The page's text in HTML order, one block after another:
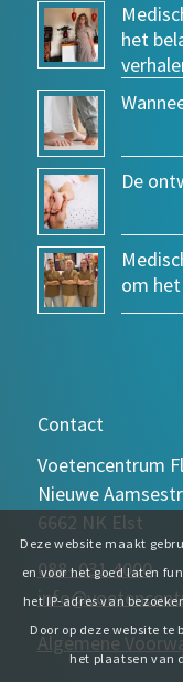
het
De
om
Contact
Voetencentrum
Nieuwe
6662 NK Elst
088- 031 4000
Algemene
Deze website maakt
en voor het goed laten
het IP-adres van
Door op deze website
het plaatsen van